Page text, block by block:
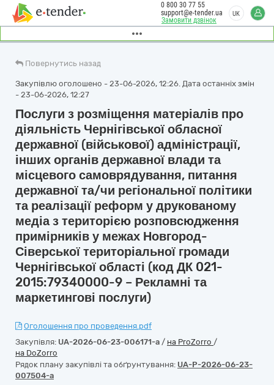
Замовити дзвінок
0 800 30 77 55
support@e-tender.ua
UK
Повернутись назад
Закупівлю оголошено - 23-06-2026, 12:26. Дата останніх змін
- 23-06-2026, 12:27
Послуги з розміщення матеріалів про
діяльність Чернігівської обласної
державної (військової) адміністрації,
інших органів державної влади та
місцевого самоврядування, питання
державної та/чи регіональної політики
та реалізації реформ у друкованому
медіа з територією розповсюдження
примірників у межах Новгород-
Сіверської територіальної громади
Чернігівської області (код ДК 021-
2015:79340000-9 – Рекламні та
маркетингові послуги)
Оголошення про проведення.pdf
Закупівля: UA-2026-06-23-006171-a / на ProZorro /
на DoZorro
Рядок плану закупівлі та обґрунтування: UA-P-2026-06-23-
007504-a